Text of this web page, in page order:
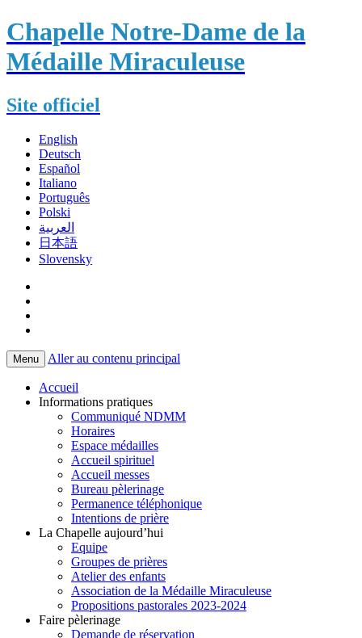
Chapelle Notre-Dame de la
Médaille Miraculeuse
Site officiel
English
Deutsch
Español
Italiano
Português
Polski
العربية
日本語
Slovensky
Menu Aller au contenu principal
Accueil
Informations pratiques
Communiqué NDMM
Horaires
Espace médailles
Accueil spirituel
Accueil messes
Bureau pèlerinage
Permanence téléphonique
Intentions de prière
La Chapelle aujourd’hui
Equipe
Groupes de prières
Atelier des enfants
Association de la Médaille Miraculeuse
Propositions pastorales 2023-2024
Faire pèlerinage
Demande de réservation